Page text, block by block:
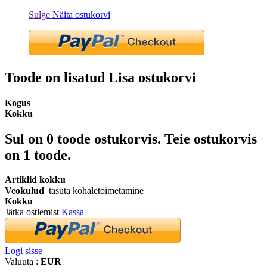
Sulge Näita ostukorvi
Toode on lisatud Lisa ostukorvi
Kogus
Kokku
Sul on 0 toode ostukorvis. Teie ostukorvis
on 1 toode.
Artiklid kokku
Veokulud tasuta kohaletoimetamine
Kokku
Jätka ostlemistKassa
Logi sisse
Valuuta : EUR